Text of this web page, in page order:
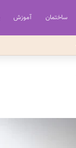
ساختمان آموزش